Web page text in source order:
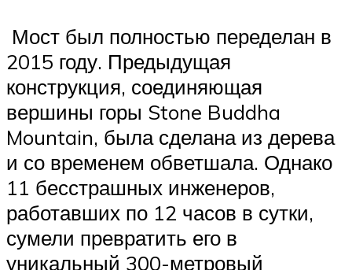
Мост был полностью переделан в
2015 году. Предыдущая
конструкция, соединяющая
вершины горы Stone Buddha
Mountain, была сделана из дерева
и со временем обветшала. Однако
11 бесстрашных инженеров,
работавших по 12 часов в сутки,
сумели превратить его в
уникальный 300-метровый